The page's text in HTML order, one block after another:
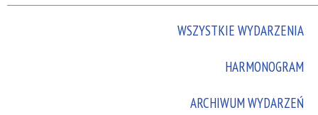
WSZYSTKIE WYDARZENIA
HARMONOGRAM
ARCHIWUM WYDARZEŃ